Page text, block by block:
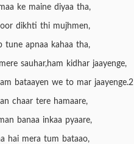
ke maine diyaa tha,
dikhti thi mujhmen,
tune apnaa kahaa tha,
sauhar,ham kidhar jaayenge,
bataayen we to mar jaayenge.2
chaar tere hamaare,
banaa inkaa pyaare,
hai mera tum bataao,